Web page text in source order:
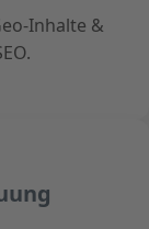
Inhalte &